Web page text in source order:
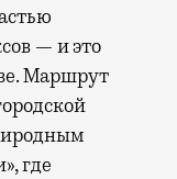
— и это
Маршрут
где